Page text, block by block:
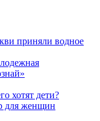
приняли водное
хотят дети?
для женщин